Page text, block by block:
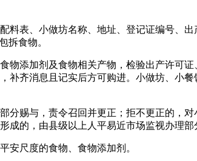
表、小做坊名称、地址、登记证编号、
拆食物。
添加剂及食物相关产物，检验出产许可
齐消息且记实后方可购进。小做坊、小
赐与，责令召回并更正；拒不更正的，对
的，由县级以上人平易近市场监视办理部
尺度的食物、食物添加剂。